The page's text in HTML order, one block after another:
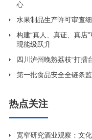
心
水果制品生产许可审查
构建“真人、真证、真店
现能级跃升
四川泸州晚熟荔枝“打擂
第一批食品安全全链条
热点关注
宽窄研究酒业观察：文